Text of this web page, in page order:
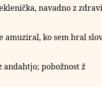
navadno z
amuziral, ko sem bral
andahtjo; pobožnostž